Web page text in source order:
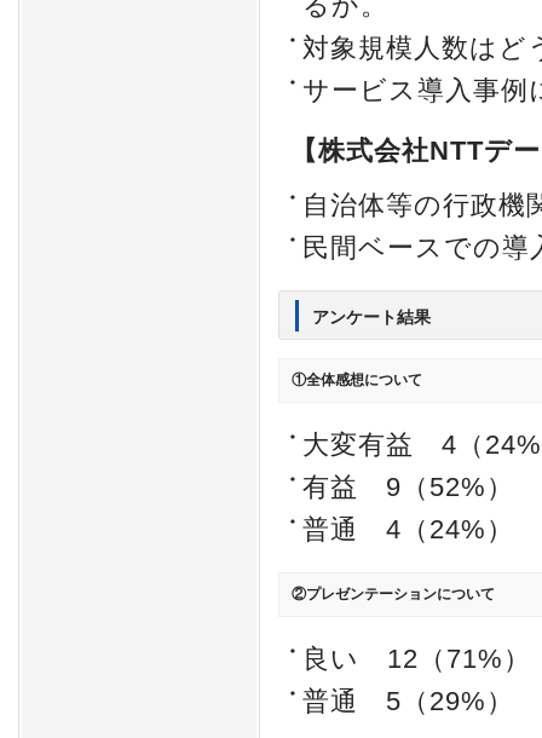
対象規模人数はど
サービス導入事
【株式会社NTTデ
自治体等の行政
民間ベースでの
アンケート結果
①全体感想について
大変有益 4（
有益 9（52%）
普通 4（24%）
②プレゼンテーションについて
良い 12（71%）
普通 5（29%）